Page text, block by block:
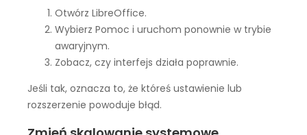
Otwórz LibreOffice.
Wybierz Pomoc i uruchom ponownie w trybie
awaryjnym.
Zobacz, czy interfejs działa poprawnie.
Jeśli tak, oznacza to, że któreś ustawienie lub
rozszerzenie powoduje błąd.